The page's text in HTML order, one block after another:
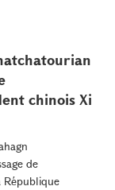
chinois Xi
de
République